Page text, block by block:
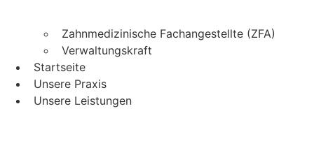
Zahnmedizinische Fachangestellte (ZFA)
Verwaltungskraft
Startseite
Unsere Praxis
Unsere Leistungen